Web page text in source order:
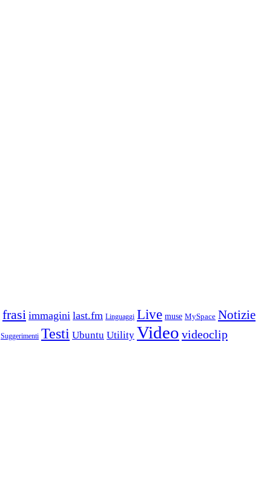
frasi immagini last.fm Linguaggi Live muse MySpace Notizie
Suggerimenti Testi Ubuntu Utility Video videoclip